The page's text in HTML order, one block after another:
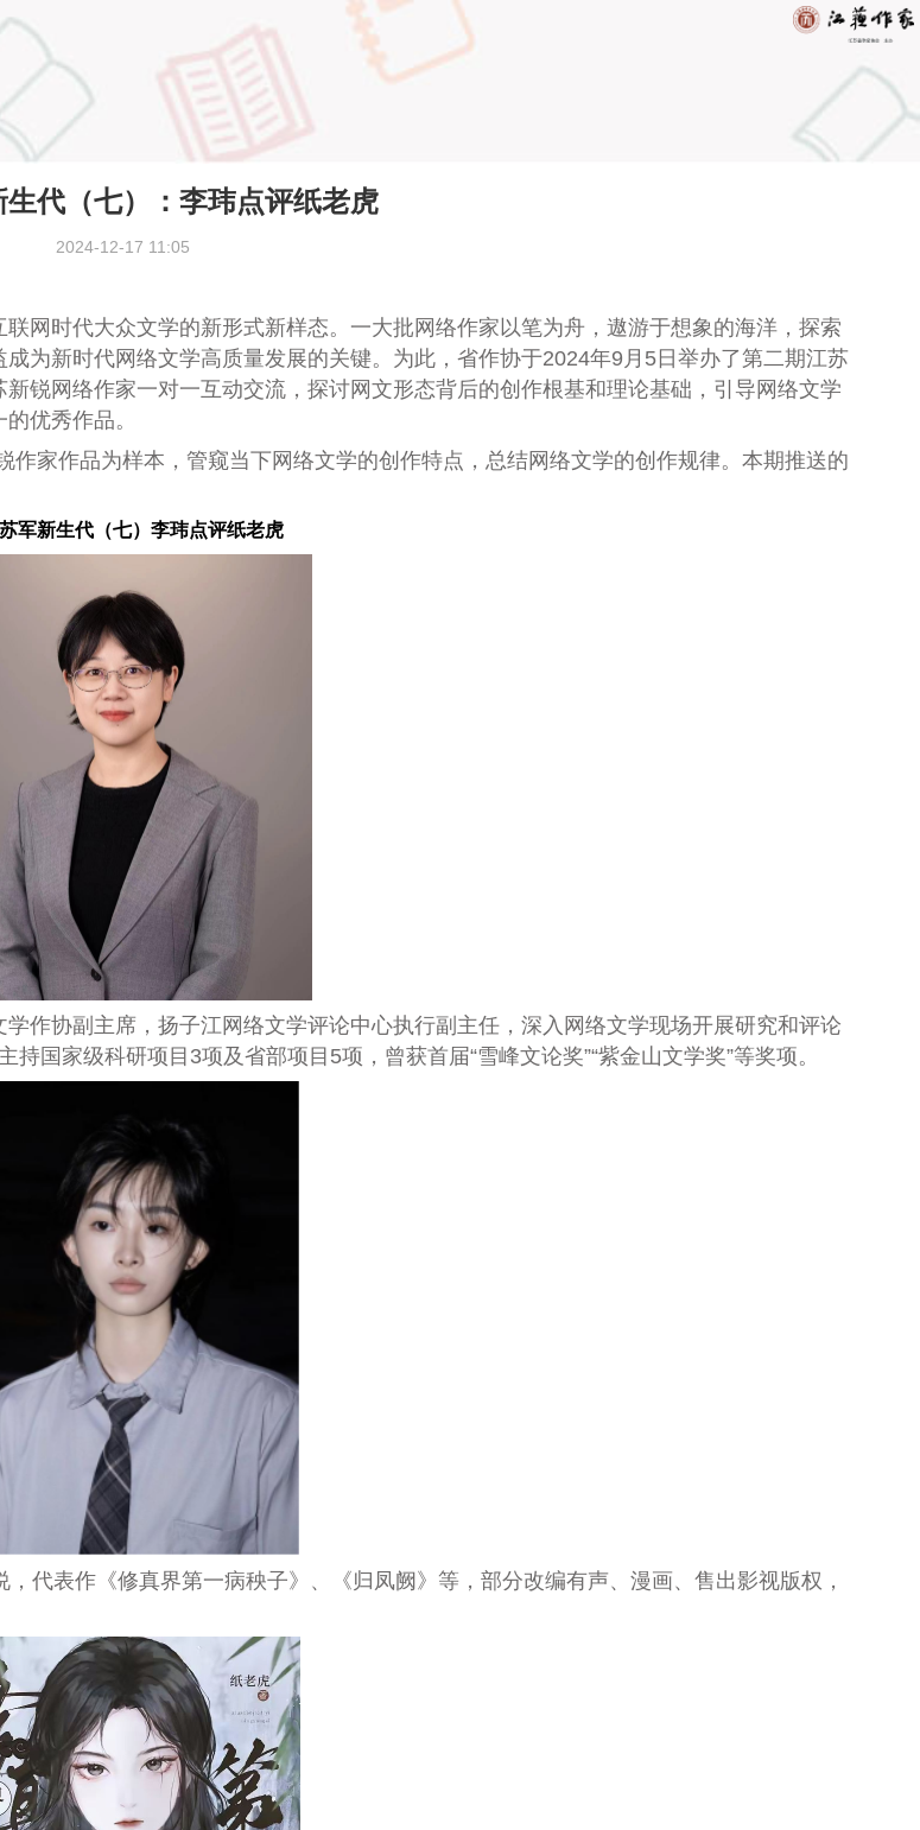
生代（七）：李玮点评纸老虎
2024-12-17 11:05
网时代大众文学的新形式新样态。一大批网络作家以笔为舟，遨游于想象的海洋，探索
为新时代网络文学高质量发展的关键。为此，省作协于2024年9月5日举办了第二期江苏
锐网络作家一对一互动交流，探讨网文形态背后的创作根基和理论基础，引导网络文学
优秀作品。
作家作品为样本，管窥当下网络文学的创作特点，总结网络文学的创作规律。本期推送的
军新生代（七）李玮点评纸老虎
作协副主席，扬子江网络文学评论中心执行副主任，深入网络文学现场开展研究和评论
国家级科研项目3项及省部项目5项，曾获首届“雪峰文论奖”“紫金山文学奖”等奖项。
代表作《修真界第一病秧子》、《归凤阙》等，部分改编有声、漫画、售出影视版权，